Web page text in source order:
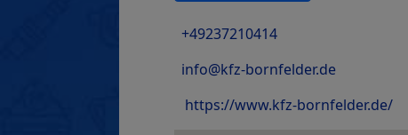
+49237210414
info@kfz-bornfelder.de
https://www.kfz-bornfelder.de/